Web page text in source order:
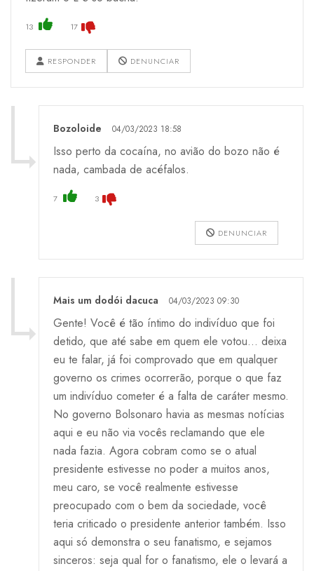
13 17
RESPONDER DENUNCIAR
Bozoloide 04/03/2023 18:58
Isso perto da cocaína, no avião do bozo não é
nada, cambada de acéfalos.
7 3
DENUNCIAR
Mais um dodói dacuca 04/03/2023 09:30
Gente! Você é tão íntimo do indivíduo que foi
detido, que até sabe em quem ele votou… deixa
eu te falar, já foi comprovado que em qualquer
governo os crimes ocorrerão, porque o que faz
um indivíduo cometer é a falta de caráter mesmo.
No governo Bolsonaro havia as mesmas notícias
aqui e eu não via vocês reclamando que ele
nada fazia. Agora cobram como se o atual
presidente estivesse no poder a muitos anos,
meu caro, se você realmente estivesse
preocupado com o bem da sociedade, você
teria criticado o presidente anterior também. Isso
aqui só demonstra o seu fanatismo, e sejamos
sinceros: seja qual for o fanatismo, ele o levará a